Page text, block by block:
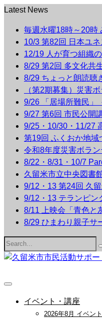
Latest News
毎週水曜18時～20時
10/3 第82回 日本ユ
12/19 人が育つ組織
8/29 第2回 多文化共
8/29 ちょっと朗読聴
（第2期募集）災害
9/26 「居場所難民」
9/27 第6回 市民公開
9/25・10/30・11/27
第19回 ふくおか地域
令和8年度災害ボラ
8/22・8/31・10/7
久留米市立中央図書
9/12・13 第24回 久
9/12・13 テランピン
8/11 上映会「青色と
8/29 ひまわり親子サ
Search
for:
イベント・講座
2026年8月 イベン